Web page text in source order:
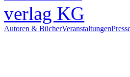
Autoren & BücherVeranstaltungen